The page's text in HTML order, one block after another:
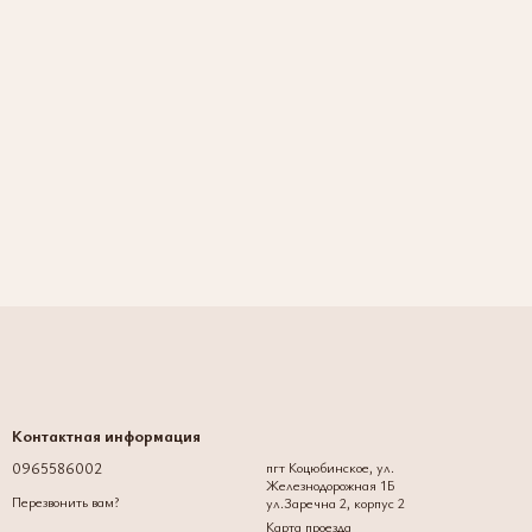
Контактная информация
0965586002
Перезвонить вам?
пгт Коцюбинское, ул.
Железнодорожная 1Б
ул.Заречна 2, корпус 2
Карта проезда